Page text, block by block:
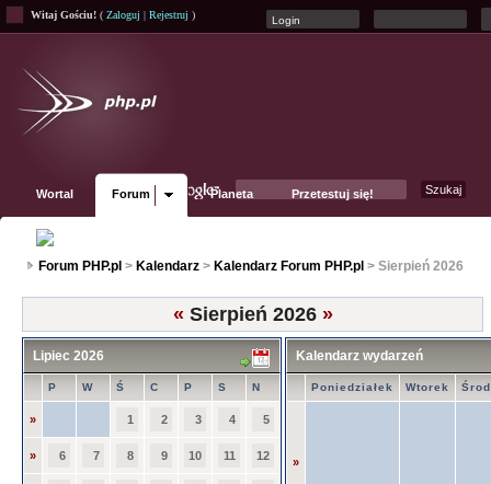
Witaj Gościu! ( Zaloguj | Rejestruj )
Wortal Forum Planeta Przetestuj się!
Forum PHP.pl > Kalendarz > Kalendarz Forum PHP.pl > Sierpień 2026
« Sierpień 2026 »
Lipiec 2026
P W Ś C P S N
» 1 2 3 4 5
» 6 7 8 9 10 11 12
Kalendarz wydarzeń
Poniedziałek Wtorek
»